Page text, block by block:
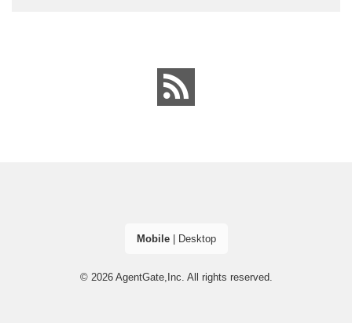
Mobile| Desktop
© 2026 AgentGate,Inc. All rights reserved.